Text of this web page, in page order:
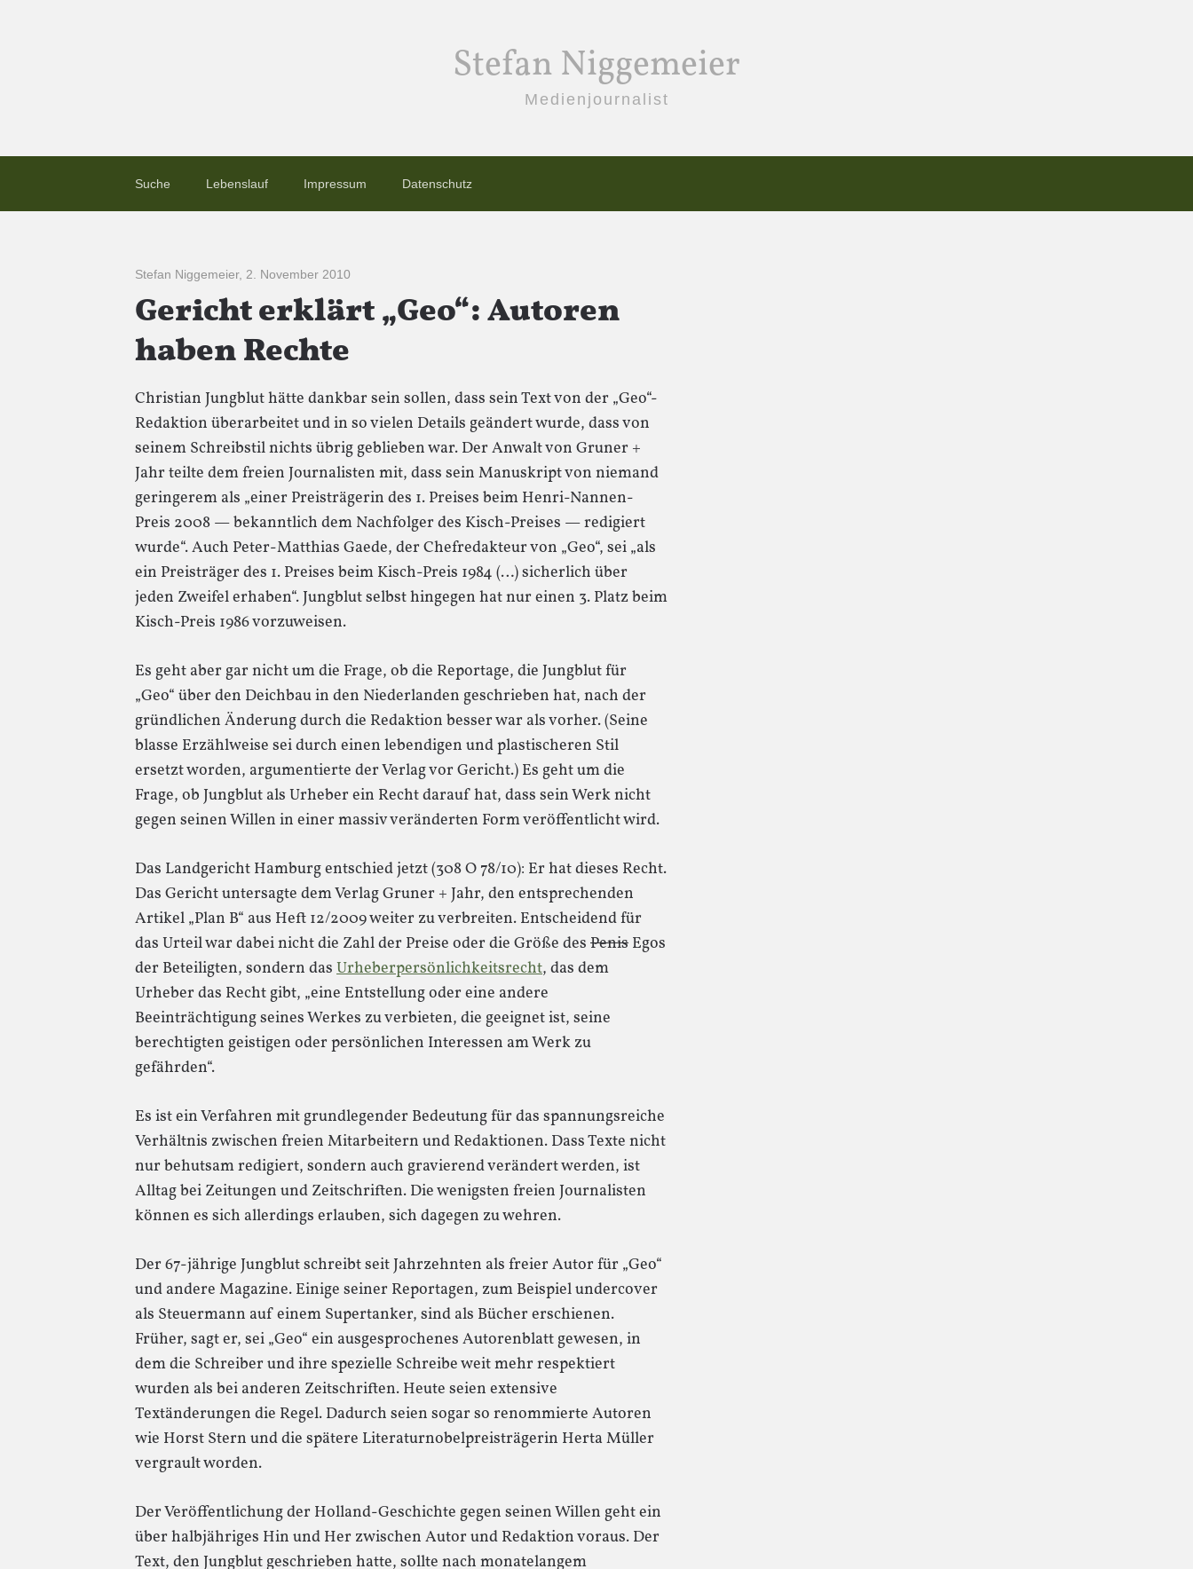
Stefan Niggemeier
Medienjournalist
Suche Lebenslauf Impressum Datenschutz
Stefan Niggemeier, 2. November 2010
Gericht erklärt „Geo“: Autoren
haben Rechte
Christian Jungblut hätte dankbar sein sollen, dass sein Text von der „Geo“-
Redaktion überarbeitet und in so vielen Details geändert wurde, dass von
seinem Schreibstil nichts übrig geblieben war. Der Anwalt von Gruner +
Jahr teilte dem freien Journalisten mit, dass sein Manuskript von niemand
geringerem als „einer Preisträgerin des 1. Preises beim Henri-Nannen-
Preis 2008 — bekanntlich dem Nachfolger des Kisch-Preises — redigiert
wurde“. Auch Peter-Matthias Gaede, der Chefredakteur von „Geo“, sei „als
ein Preisträger des 1. Preises beim Kisch-Preis 1984 (…) sicherlich über
jeden Zweifel erhaben“. Jungblut selbst hingegen hat nur einen 3. Platz beim
Kisch-Preis 1986 vorzuweisen.
Es geht aber gar nicht um die Frage, ob die Reportage, die Jungblut für
„Geo“ über den Deichbau in den Niederlanden geschrieben hat, nach der
gründlichen Änderung durch die Redaktion besser war als vorher. (Seine
blasse Erzählweise sei durch einen lebendigen und plastischeren Stil
ersetzt worden, argumentierte der Verlag vor Gericht.) Es geht um die
Frage, ob Jungblut als Urheber ein Recht darauf hat, dass sein Werk nicht
gegen seinen Willen in einer massiv veränderten Form veröffentlicht wird.
Das Landgericht Hamburg entschied jetzt (308 O 78/10): Er hat dieses Recht.
Das Gericht untersagte dem Verlag Gruner + Jahr, den entsprechenden
Artikel „Plan B“ aus Heft 12/2009 weiter zu verbreiten. Entscheidend für
das Urteil war dabei nicht die Zahl der Preise oder die Größe des Penis Egos
der Beteiligten, sondern das Urheberpersönlichkeitsrecht, das dem
Urheber das Recht gibt, „eine Entstellung oder eine andere
Beeinträchtigung seines Werkes zu verbieten, die geeignet ist, seine
berechtigten geistigen oder persönlichen Interessen am Werk zu
gefährden“.
Es ist ein Verfahren mit grundlegender Bedeutung für das spannungsreiche
Verhältnis zwischen freien Mitarbeitern und Redaktionen. Dass Texte nicht
nur behutsam redigiert, sondern auch gravierend verändert werden, ist
Alltag bei Zeitungen und Zeitschriften. Die wenigsten freien Journalisten
können es sich allerdings erlauben, sich dagegen zu wehren.
Der 67-jährige Jungblut schreibt seit Jahrzehnten als freier Autor für „Geo“
und andere Magazine. Einige seiner Reportagen, zum Beispiel undercover
als Steuermann auf einem Supertanker, sind als Bücher erschienen.
Früher, sagt er, sei „Geo“ ein ausgesprochenes Autorenblatt gewesen, in
dem die Schreiber und ihre spezielle Schreibe weit mehr respektiert
wurden als bei anderen Zeitschriften. Heute seien extensive
Textänderungen die Regel. Dadurch seien sogar so renommierte Autoren
wie Horst Stern und die spätere Literaturnobelpreisträgerin Herta Müller
vergrault worden.
Der Veröffentlichung der Holland-Geschichte gegen seinen Willen geht ein
über halbjähriges Hin und Her zwischen Autor und Redaktion voraus. Der
Text, den Jungblut geschrieben hatte, sollte nach monatelangem